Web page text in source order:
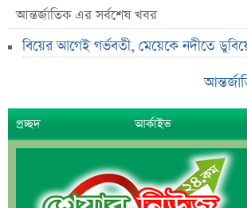
বিয়ের আগেই গর্ভবতী, মেয়েকে নদীতে
ভাইরাল মেসেজ নিয়ে ব্যাখ্যা দিলেন
সহপাঠীদের ব্যক্তিগত ছবি বিদেশে
ইবি
ড. ইউনূস বনাম তারেক রহমান—তুলনায়
বাজুসের নতুন ঘোষণা, রেকর্ড দামে সোনা
আন্তর্জাতিক এর সর্বশেষ খবর
বিয়ের আগেই গর্ভবতী, মেয়েকে নদীতে
প্রচ্ছদ আর্কাইভ